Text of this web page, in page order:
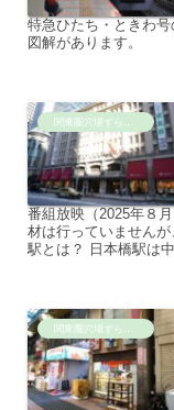
特急ひたち・ときわ
図解があります。
番組放映（2025年８
材は行っていません
駅とは？ 日本橋駅は